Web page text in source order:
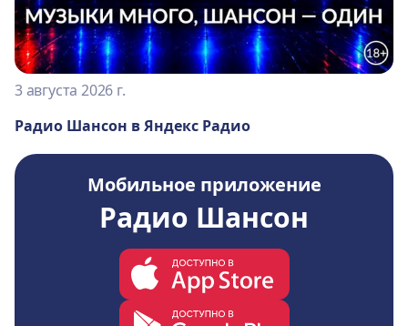
3 августа 2026 г.
Радио Шансон в Яндекс Радио
Мобильное приложение
Радио Шансон